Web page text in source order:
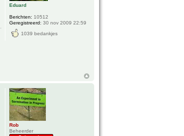
Eduard
Berichten: 10512
Geregistreerd: 30 nov 2009 22:59
1039 bedankjes
Rob
Beheerder